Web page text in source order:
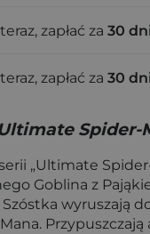
zapłać za 30
zapłać za 30
Spider-
„Ultimate
Goblina z
Szóstka wyruszają
Przypuszczają